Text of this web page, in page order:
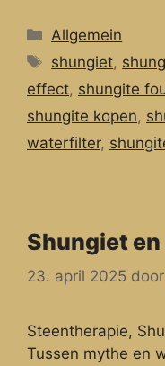
Categorieën
Allgemein
Tags
shungiet,
effect, shungite
shungite kopen,
waterfilter,
Shungiet
23. april 2025 door
Steentherapie,
Tussen mythe en